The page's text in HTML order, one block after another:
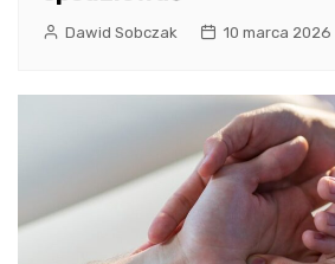
Dawid Sobczak 10 marca 2026